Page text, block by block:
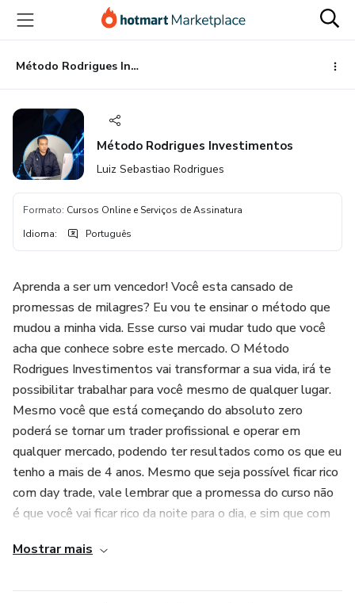
para
conteúdo
principal
para
pagamento
para
rodapé
Método Rodrigues Investimentos
Método Rodrigues Investimentos
Luiz Sebastiao Rodrigues
Formato: Cursos Online e Serviços de Assinatura
Idioma: Português
Aprenda a ser um vencedor! Você esta cansado de
promessas de milagres? Eu vou te ensinar o método que
mudou a minha vida. Esse curso vai mudar tudo que você
acha que conhece sobre este mercado. O Método
Rodrigues Investimentos vai transformar a sua vida, irá te
possibilitar trabalhar para você mesmo de qualquer lugar.
Mesmo você que está começando do absoluto zero
poderá se tornar um trader profissional e operar em
qualquer mercado, podendo ter resultados como os que eu
tenho a mais de 4 anos. Mesmo que seja possível ficar rico
com day trade, vale lembrar que a promessa do curso não
é que você vai ficar rico da noite para o dia, e sim que com
ou até mesmo o seu salário trabalhando pra você mesmo.
''Todas as estratégias e investimentos envolvem risco de
Mostrar mais